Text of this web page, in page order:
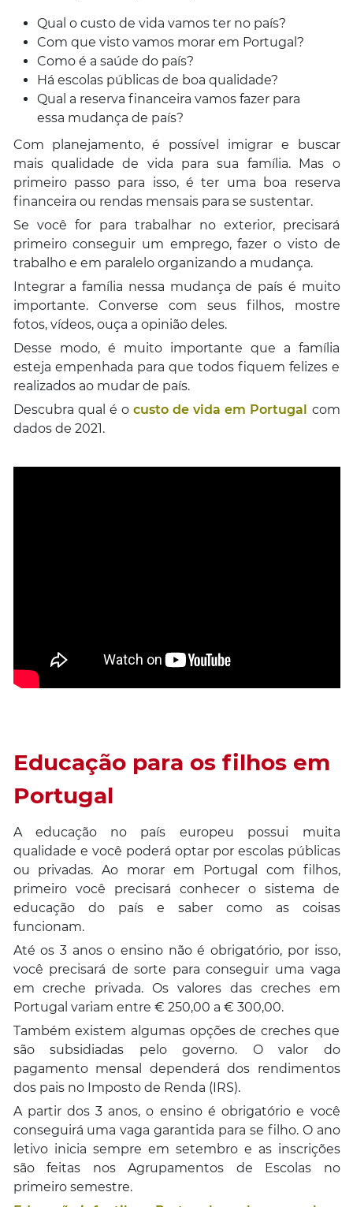
Qual o custo de vida vamos ter no país?
Com que visto vamos morar em Portugal?
Como é a saúde do país?
Há escolas públicas de boa qualidade?
Qual a reserva financeira vamos fazer para
essa mudança de país?
Com planejamento, é possível imigrar e buscar
mais qualidade de vida para sua família. Mas o
primeiro passo para isso, é ter uma boa reserva
financeira ou rendas mensais para se sustentar.
Se você for para trabalhar no exterior, precisará
primeiro conseguir um emprego, fazer o visto de
trabalho e em paralelo organizando a mudança.
Integrar a família nessa mudança de país é muito
importante. Converse com seus filhos, mostre
fotos, vídeos, ouça a opinião deles.
Desse modo, é muito importante que a família
esteja empenhada para que todos fiquem felizes e
realizados ao mudar de país.
Descubra qual é o custo de vida em Portugal com
dados de 2021.
Educação para os filhos em
Portugal
A educação no país europeu possui muita
qualidade e você poderá optar por escolas públicas
ou privadas. Ao morar em Portugal com filhos,
primeiro você precisará conhecer o sistema de
educação do país e saber como as coisas
funcionam.
Até os 3 anos o ensino não é obrigatório, por isso,
você precisará de sorte para conseguir uma vaga
em creche privada. Os valores das creches em
Portugal variam entre € 250,00 a € 300,00.
Também existem algumas opções de creches que
são subsidiadas pelo governo. O valor do
pagamento mensal dependerá dos rendimentos
dos pais no Imposto de Renda (IRS).
A partir dos 3 anos, o ensino é obrigatório e você
conseguirá uma vaga garantida para se filho. O ano
letivo inicia sempre em setembro e as inscrições
são feitas nos Agrupamentos de Escolas no
primeiro semestre.